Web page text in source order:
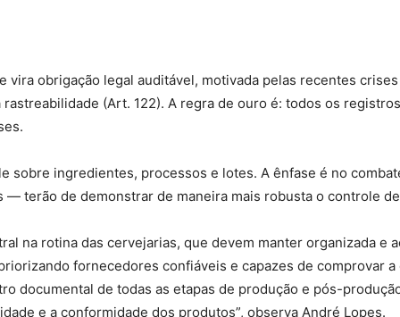
vira obrigação legal auditável, motivada pelas recentes
(Art. 122). A regra de ouro é: todos os
sobre ingredientes, processos e lotes. A ênfase é no
terão de demonstrar de maneira mais robusta o controle
na rotina das cervejarias, que devem manter organizada e
fornecedores confiáveis e capazes de comprovar
documental de todas as etapas de produção e pós-
e a conformidade dos produtos”, observa André Lopes.